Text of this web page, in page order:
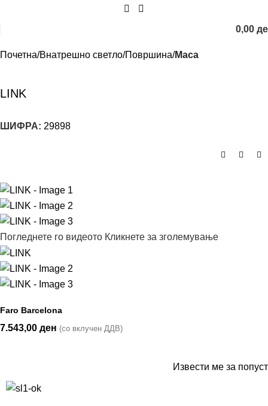
0,00
Почетна Внатрешно светло Површина Маса
LINK
ШИФРА: 29898
Погледнете го видеото Кликнете за зголемување
Faro Barcelona
7.543,00 ден (со вклучен ДДВ)
Извести ме за попуст